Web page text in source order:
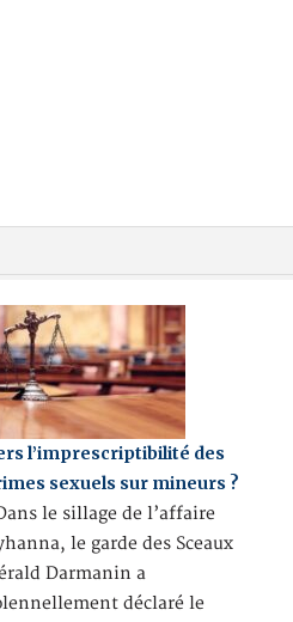
l’imprescriptibilité des
sexuels sur mineurs ?
le sillage de l’affaire
le garde des Sceaux
Darmanin a
déclaré le